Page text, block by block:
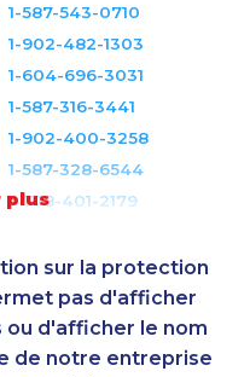
plus
1-587-543-0710
1-902-482-1303
1-604-696-3031
1-587-316-3441
1-902-400-3258
1-587-328-6544
1-778-401-2179
1-902-400-3261
1-438-230-2008
1-506-300-4130
1-604-282-3657
sur la protection
pas d'afficher
d'afficher le nom
de notre entreprise